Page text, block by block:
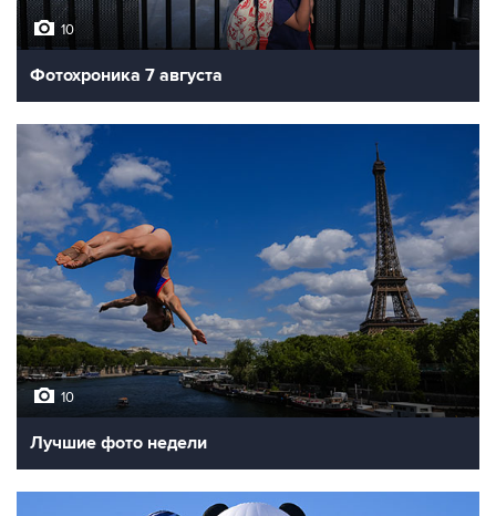
10
Фотохроника 7 августа
10
Лучшие фото недели